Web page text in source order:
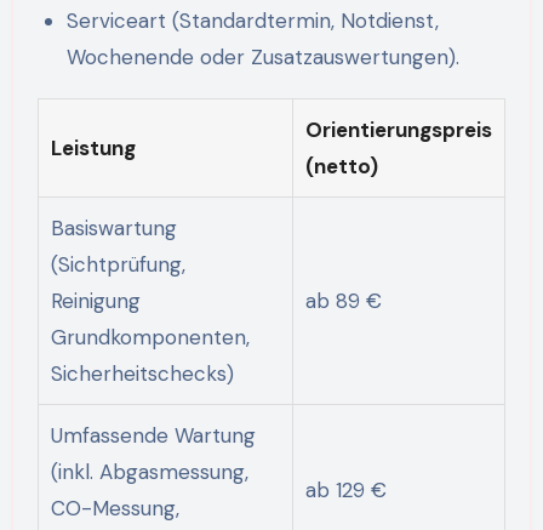
Serviceart (Standardtermin, Notdienst,
Wochenende oder Zusatzauswertungen).
Leistung
Orientierungspreis
(netto)
Basiswartung
(Sichtprüfung,
Reinigung
Grundkomponenten,
Sicherheitschecks)
ab 89 €
Umfassende Wartung
(inkl. Abgasmessung,
CO-Messung,
ab 129 €